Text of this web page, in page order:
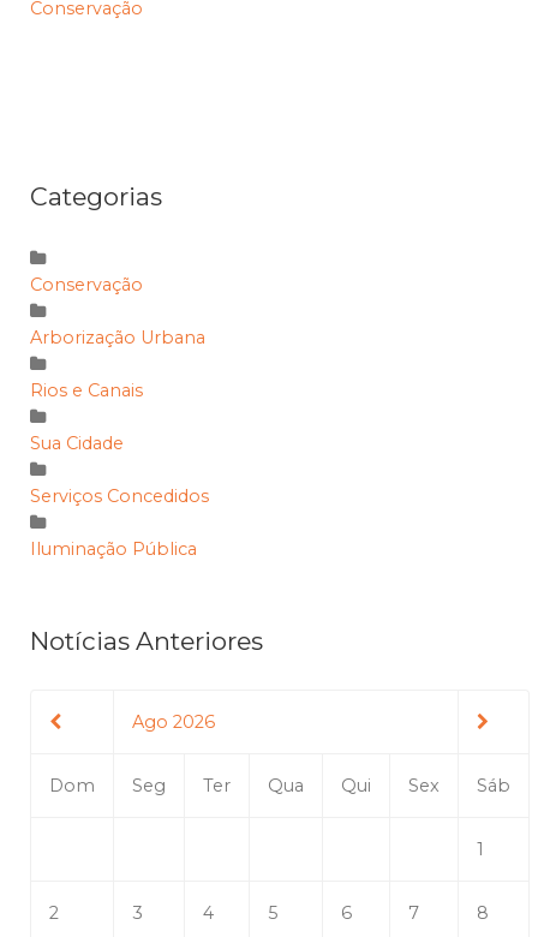
Conservação
Categorias
Conservação
Arborização Urbana
Rios e Canais
Sua Cidade
Serviços Concedidos
Iluminação Pública
Notícias Anteriores
Ago 2026
Dom Seg Ter Qua Qui Sex Sáb
1
2 3 4 5 6 7 8